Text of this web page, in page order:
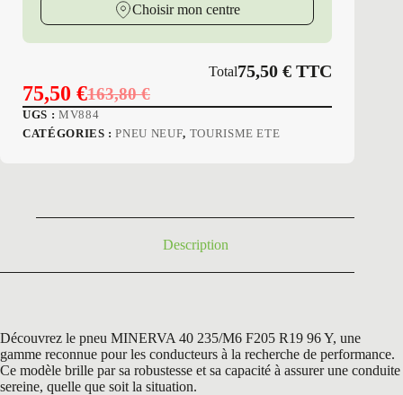
Choisir mon centre
Total75,50€ TTC
163,80€
Le
prix
75,50 €Le
prix
UGS : MV884
CATÉGORIES :PNEU NEUF, TOURISME ETE
Description
Découvrez le pneu MINERVA 40 235/M6 F205 R19 96 Y, une
gamme reconnue pour les conducteurs à la recherche de performance.
Ce modèle brille par sa robustesse et sa capacité à assurer une conduite
sereine, quelle que soit la situation.